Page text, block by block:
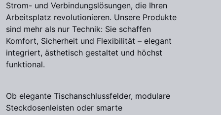
Strom- und Verbindungslösungen, die Ihren
Arbeitsplatz revolutionieren. Unsere Produkte
sind mehr als nur Technik: Sie schaffen
Komfort, Sicherheit und Flexibilität – elegant
integriert, ästhetisch gestaltet und höchst
funktional.
Ob elegante Tischanschlussfelder, modulare
Steckdosenleisten oder smarte